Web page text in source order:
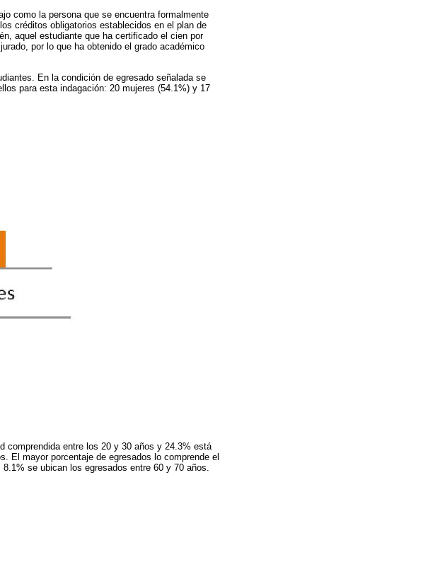
como la persona que se encuentra formalmente
créditos obligatorios establecidos en el plan de
aquel estudiante que ha certificado el cien por
por lo que ha obtenido el grado académico
En la condición de egresado señalada se
para esta indagación: 20 mujeres (54.1%) y 17
comprendida entre los 20 y 30 años y 24.3% está
El mayor porcentaje de egresados lo comprende el
se ubican los egresados entre 60 y 70 años.